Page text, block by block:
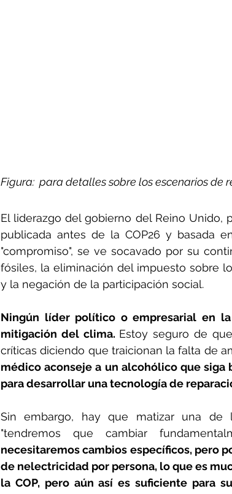
Figura:  para detalles sobre los escenarios de
El liderazgo del gobierno del Reino Unido,
publicada antes de la COP26 y basada
"compromiso", se ve socavado por su
fósiles, la eliminación del impuesto sobre
y la negación de la participación social.
Ningún líder político o empresarial en
mitigación del clima. Estoy seguro de
críticas diciendo que traicionan la falta de
médico aconseje a un alcohólico que
para desarrollar una tecnología de
Sin embargo, hay que matizar una de
"tendremos que cambiar
necesitaremos cambios específicos, pero
de nelectricidad por persona, lo que es
la COP, pero aún así es suficiente para